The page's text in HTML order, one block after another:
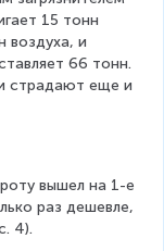
15 тонн
воздуха, и
66 тонн.
страдают еще и
вышел на 1-е
раз дешевле,
4).